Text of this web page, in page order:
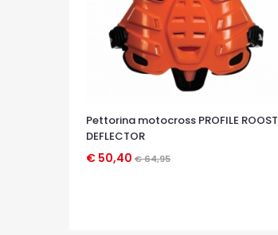
Pettorina motocross PROFILE ROOST
DEFLECTOR
€ 50,40 € 64,95